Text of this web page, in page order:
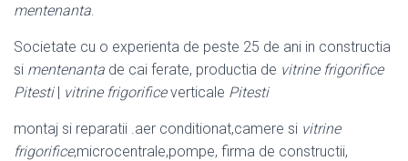
mentenanta.
Societate cu o experienta de peste 25 de ani in constructia
si mentenanta de cai ferate, productia de vitrine frigorifice
Pitesti| vitrine frigorificeverticale Pitesti
montaj si reparatii .aer conditionat,camere si vitrine
frigorifice,microcentrale,pompe, firma de constructii,